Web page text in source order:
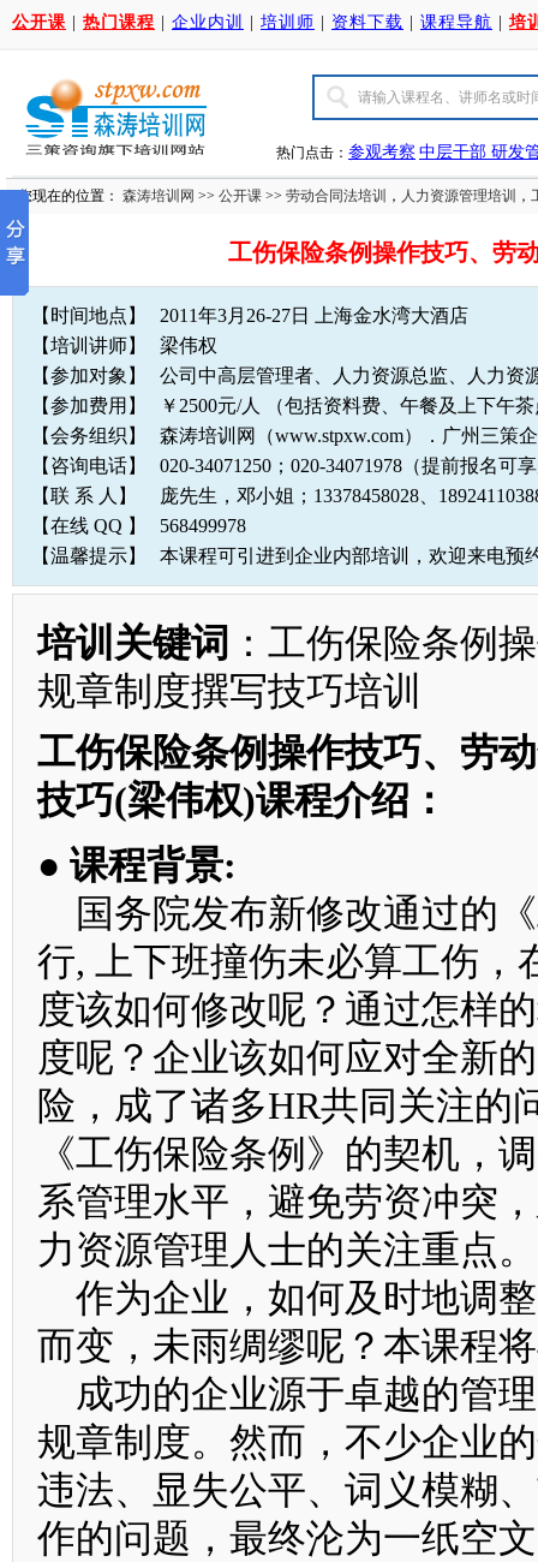
公开课 热门课程 企业内训 培训师 资料下载 课程导航 |培
热门点击： 参观考察 中层干部 研发
您现在的位置： 森涛培训网 >> 公开课 >> 劳动合同法培训 ， 人力资源管理培训 ，
工伤保险条例操作技巧、劳
【时间地点】
2011年3月26-27日 上海金水湾大酒店
【培训讲师】
梁伟权
【参加对象】
公司中高层管理者、人力资源总监、人力资
【参加费用】
￥2500元/人 （包括资料费、午餐及上下午
【会务组织】
森涛培训网（www.stpxw.com）．广州三策
【咨询电话】
020-34071250；020-34071978（提前报名可
【联 系 人】
庞先生，邓小姐；13378458028、
【在线 QQ 】
568499978
【温馨提示】
本课程可引进到企业内部培训，欢迎来电预
培训关键词 ：工伤保险条例
规章制度撰写技巧培训
工伤保险条例操作技巧、劳
技巧(梁伟权)课程介绍：
● 课程背景:
国务院发布新修改通过的
行, 上下班撞伤未必算工伤
度该如何修改呢？通过怎样
度呢？企业该如何应对全新
险，成了诸多HR共同关注的
《工伤保险条例》的契机，
系管理水平，避免劳资冲突
力资源管理人士的关注重点。
作为企业，如何及时地调
而变，未雨绸缪呢？本课程
成功的企业源于卓越的管
规章制度。然而，不少企业
违法、显失公平、词义模糊
作的问题，最终沦为一纸空